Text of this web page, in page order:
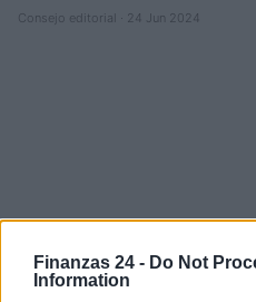
Finanzas 24 - Do Not
Information
Consejo editorial · 24 Jun 2024